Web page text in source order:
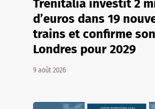
Trenitalia investit 2
d’euros dans 19
trains et confirme
Londres pour 2029
9 août 2026